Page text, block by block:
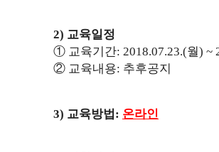
2) 교육일정
① 교육기간: 2018.07.23.(월) ~
② 교육내용: 추후공지
3) 교육방법 : 온라인